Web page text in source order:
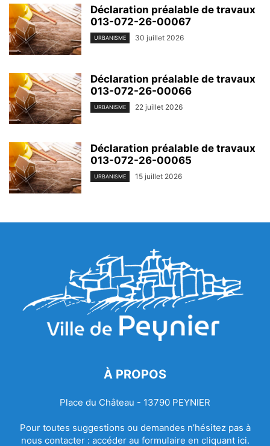
Déclaration préalable de travaux
013-072-26-00067
URBANISME 30 juillet 2026
Déclaration préalable de travaux
013-072-26-00066
URBANISME 22 juillet 2026
Déclaration préalable de travaux
013-072-26-00065
URBANISME 15 juillet 2026
À PROPOS
Place du Château - 13790 PEYNIER
Pour toutes suggestions ou demandes n’hésitez pas à
nous contacter : accéder au formulaire en cliquant ici.